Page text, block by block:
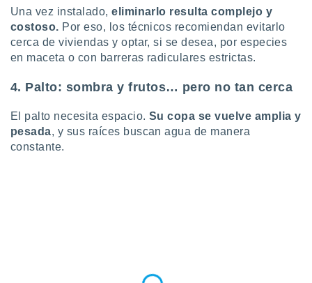
Una vez instalado,eliminarlo resulta complejo y
costoso. Por eso, los técnicos recomiendan evitarlo
cerca de viviendas y optar, si se desea, por especies
en maceta o con barreras radiculares estrictas.
4. Palto: sombra y frutos… pero no tan cerca
El palto necesita espacio. Su copa se vuelve amplia y
pesada, y sus raíces buscan agua de manera
constante.